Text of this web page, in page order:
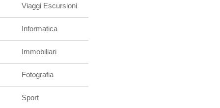
Viaggi Escursioni
Informatica
Immobiliari
Fotografia
Sport